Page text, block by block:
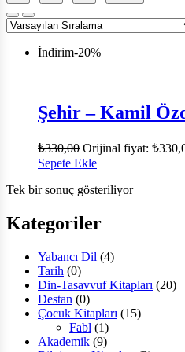
İndirim-20%
Şehir – Kamil
₺330,00 Orijinal fiyat:
Sepete Ekle
Tek bir sonuç gösteriliyor
Kategoriler
Yabancı Dil (4)
Tarih (0)
Din-Tasavvuf Kitapları (20)
Destan (0)
Çocuk Kitapları (15)
Fabl (1)
Akademik (9)